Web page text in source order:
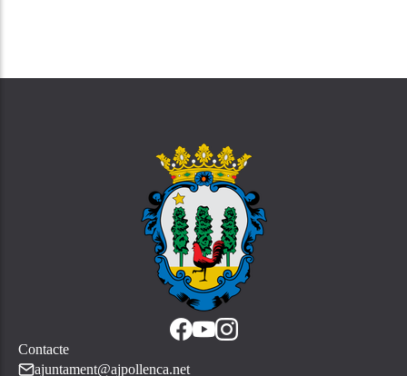
Contacte
ajuntament@ajpollenca.net